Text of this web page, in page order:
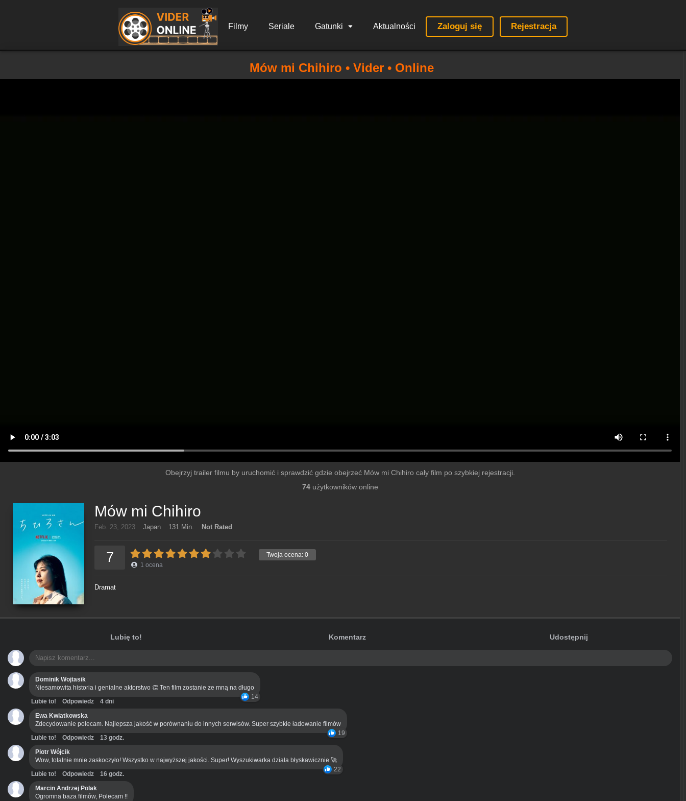
Filmy Seriale Gatunki Aktualności Zaloguj się Rejestracja
Mów mi Chihiro • Vider • Online
Obejrzyj trailer filmu by uruchomić i sprawdzić gdzie obejrzeć Mów mi Chihiro cały film po szybkiej rejestracji.
74użytkowników online
Mów mi Chihiro
Feb. 23, 2023 Japan 131 Min. Not Rated
Twoja ocena: 0
7 1 ocena
Dramat
Lubię to! Komentarz Udostępnij
Dominik Wojtasik
Niesamowita historia i genialne aktorstwo 👏 Ten film zostanie ze mną na długo
14
Lubie to! Odpowiedz
4 dni
Ewa Kwiatkowska
Zdecydowanie polecam. Najlepsza jakość w porównaniu do innych serwisów. Super szybkie ładowanie filmów
19
Lubie to! Odpowiedz
13 godz.
Piotr Wójcik
Wow, totalnie mnie zaskoczyło! Wszystko w najwyższej jakości. Super! Wyszukiwarka działa błyskawicznie 🚀
22
Lubie to! Odpowiedz
16 godz.
Marcin Andrzej Polak
Ogromna baza filmów, Polecam !!